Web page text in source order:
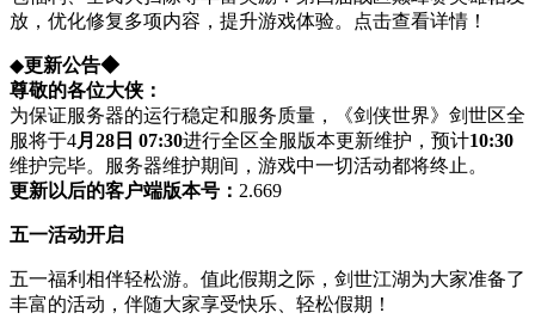
放，优化修复多项内容，提升游戏体验。点击查看详情！
◆更新公告◆
尊敬的各位大侠：
为保证服务器的运行稳定和服务质量，《剑侠世界》剑世区全
服将于4月28日 07:30进行全区全服版本更新维护，预计10:30
维护完毕。服务器维护期间，游戏中一切活动都将终止。
更新以后的客户端版本号： 2.669
五一活动开启
五一福利相伴轻松游。值此假期之际，剑世江湖为大家准备了
丰富的活动，伴随大家享受快乐、轻松假期！